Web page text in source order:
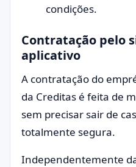
condições.
Contratação pelo
aplicativo
A contratação do
da Creditas é feita de
sem precisar sair de
totalmente segura.
Independentemente